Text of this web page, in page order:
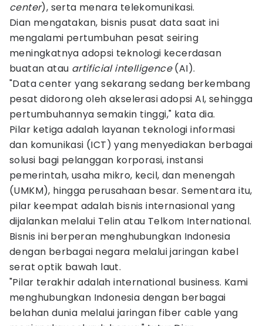
center), serta menara telekomunikasi.
Dian mengatakan, bisnis pusat data saat ini
mengalami pertumbuhan pesat seiring
meningkatnya adopsi teknologi kecerdasan
buatan atau artificial intelligence(AI).
"Data center yang sekarang sedang berkembang
pesat didorong oleh akselerasi adopsi AI, sehingga
pertumbuhannya semakin tinggi," kata dia.
Pilar ketiga adalah layanan teknologi informasi
dan komunikasi (ICT) yang menyediakan berbagai
solusi bagi pelanggan korporasi, instansi
pemerintah, usaha mikro, kecil, dan menengah
(UMKM), hingga perusahaan besar. Sementara itu,
pilar keempat adalah bisnis internasional yang
dijalankan melalui Telin atau Telkom International.
Bisnis ini berperan menghubungkan Indonesia
dengan berbagai negara melalui jaringan kabel
serat optik bawah laut.
"Pilar terakhir adalah international business. Kami
menghubungkan Indonesia dengan berbagai
belahan dunia melalui jaringan fiber cable yang